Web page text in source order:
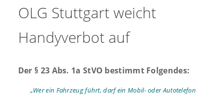
OLG Stuttgart weicht
Handyverbot auf
Der § 23 Abs. 1a StVO bestimmt Folgendes:
„Wer ein Fahrzeug führt, darf ein Mobil- oder Autotelefon